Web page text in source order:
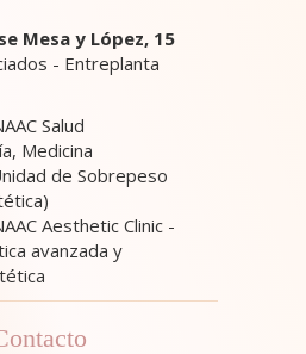
Mesa y López, 15
- Entreplanta
Salud
Medicina
de Sobrepeso
Aesthetic Clinic -
avanzada y